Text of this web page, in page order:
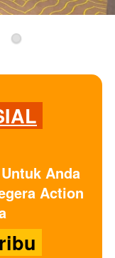
Untuk Anda
Action